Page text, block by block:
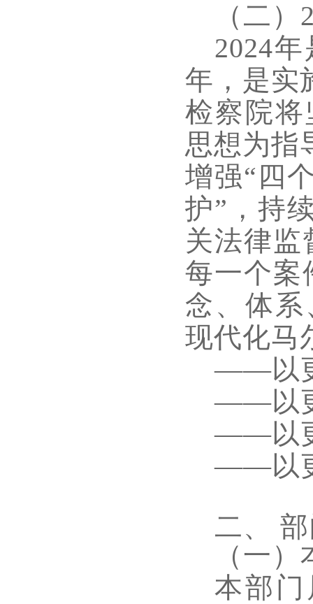
（二）
2024
年，是实
检察院
思想为指
增强“四
护”，持
关法律监
每一个案
念、体
现代化马
——以
——以
——以
——以
二、
（一
本部